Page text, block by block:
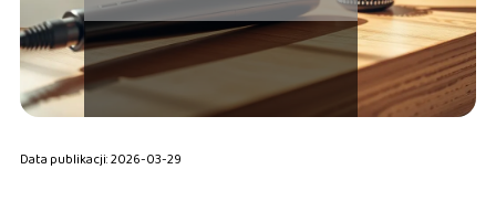
Data publikacji: 2026-03-29